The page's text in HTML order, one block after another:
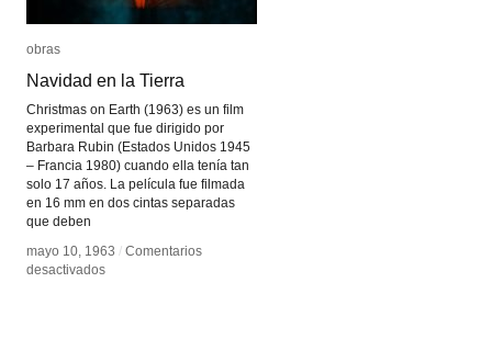
obras
Navidad en la Tierra
Christmas on Earth (1963) es un film
experimental que fue dirigido por
Barbara Rubin (Estados Unidos 1945
– Francia 1980) cuando ella tenía tan
solo 17 años. La película fue filmada
en 16 mm en dos cintas separadas
que deben
mayo 10, 1963 / Comentarios
desactivadosen
obras
Navidad en la Tierra
mayo 10, 1963 / Comentarios
desactivadosen